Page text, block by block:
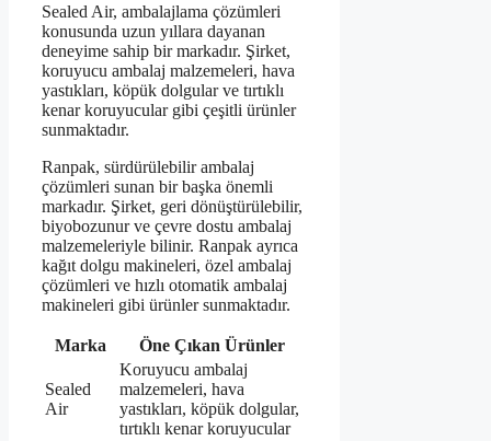
Sealed Air, ambalajlama çözümleri
konusunda uzun yıllara dayanan
deneyime sahip bir markadır. Şirket,
koruyucu ambalaj malzemeleri, hava
yastıkları, köpük dolgular ve tırtıklı
kenar koruyucular gibi çeşitli ürünler
sunmaktadır.
Ranpak, sürdürülebilir ambalaj
çözümleri sunan bir başka önemli
markadır. Şirket, geri dönüştürülebilir,
biyobozunur ve çevre dostu ambalaj
malzemeleriyle bilinir. Ranpak ayrıca
kağıt dolgu makineleri, özel ambalaj
çözümleri ve hızlı otomatik ambalaj
makineleri gibi ürünler sunmaktadır.
Marka Öne Çıkan Ürünler
Sealed
Air
Koruyucu ambalaj
malzemeleri, hava
yastıkları, köpük dolgular,
tırtıklı kenar koruyucular